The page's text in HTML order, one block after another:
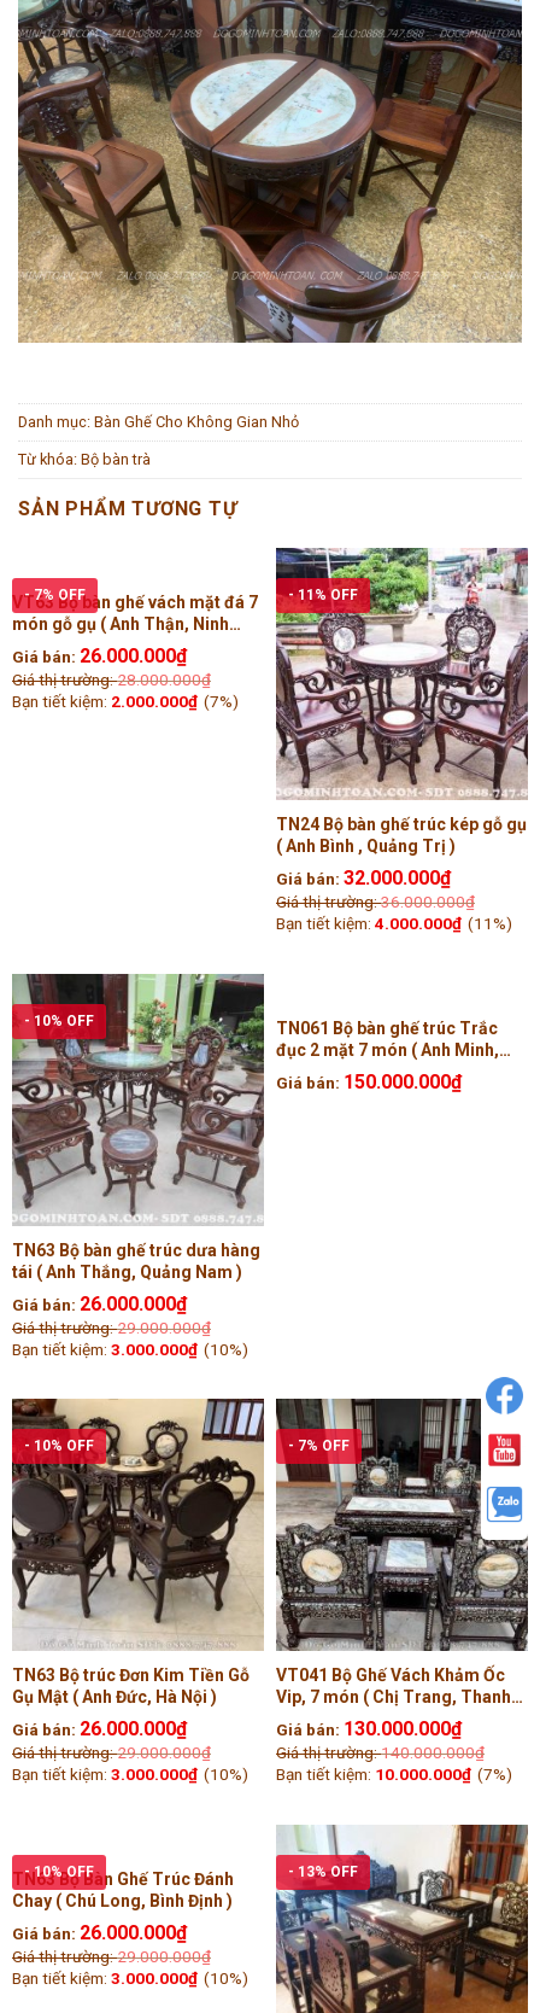
Danh mục: Bàn Ghế Cho Không Gian Nhỏ
Từ khóa: Bộ bàn trà
SẢN PHẨM TƯƠNG TỰ
- 7% OFF
VT63 Bộ bàn ghế vách mặt đá 7
món gỗ gụ ( Anh Thận, Ninh
Bình )
Giá bán: 26.000.000₫
Giá thị trường:28.000.000₫
Bạn tiết kiệm: 2.000.000₫ (7%)
- 11% OFF
TN24 Bộ bàn ghế trúc kép gỗ gụ
( Anh Bình , Quảng Trị )
Giá bán: 32.000.000₫
Giá thị trường:36.000.000₫
Bạn tiết kiệm: 4.000.000₫ (11%)
- 10% OFF
TN63 Bộ bàn ghế trúc dưa hàng
tái ( Anh Thắng, Quảng Nam )
Giá bán: 26.000.000₫
Giá thị trường:29.000.000₫
Bạn tiết kiệm: 3.000.000₫ (10%)
TN061 Bộ bàn ghế trúc Trắc
đục 2 mặt 7 món ( Anh Minh,
Bắc Giang )
Giá bán: 150.000.000₫
- 10% OFF
TN63 Bộ trúc Đơn Kim Tiền Gỗ
Gụ Mật ( Anh Đức, Hà Nội )
Giá bán: 26.000.000₫
Giá thị trường:29.000.000₫
Bạn tiết kiệm: 3.000.000₫ (10%)
- 7% OFF
VT041 Bộ Ghế Vách Khảm Ốc
Vip, 7 món ( Chị Trang, Thanh
Hóa )
Giá bán: 130.000.000₫
Giá thị trường:140.000.000₫
Bạn tiết kiệm: 10.000.000₫ (7%)
- 10% OFF
TN63 Bộ Bàn Ghế Trúc Đánh
Chay ( Chú Long, Bình Định )
Giá bán: 26.000.000₫
Giá thị trường:29.000.000₫
Bạn tiết kiệm: 3.000.000₫ (10%)
- 13% OFF